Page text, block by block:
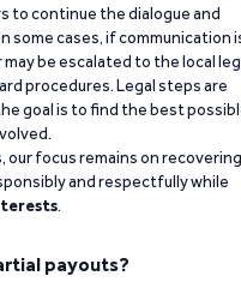
to continue the dialogue and
some cases, if communication
be escalated to the local
procedures. Legal steps are
goal is to find the best
focus remains on recovering
and respectfully while
.
payouts?